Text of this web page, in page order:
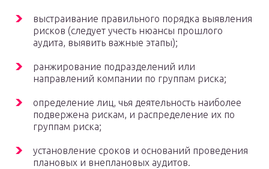
выстраивание правильного порядка выявления
рисков (следует учесть нюансы прошлого
аудита, выявить важные этапы);
ранжирование подразделений или
направлений компании по группам риска;
определение лиц, чья деятельность наиболее
подвержена рискам, и распределение их по
группам риска;
установление сроков и оснований проведения
плановых и внеплановых аудитов.